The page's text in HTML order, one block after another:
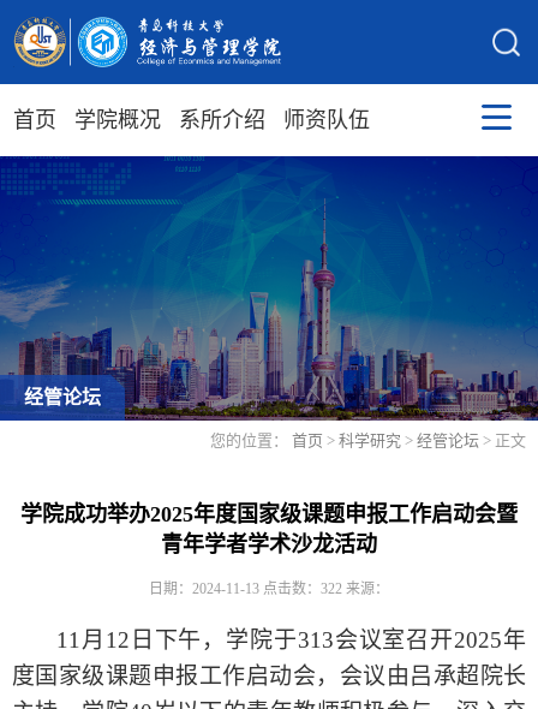
首页 学院概况 系所介绍 师资队伍
经管论坛
您的位置： 首页 > 科学研究 > 经管论坛 > 正文
学院成功举办2025年度国家级课题申报工作启动会暨
青年学者学术沙龙活动
日期：2024-11-13 点击数： 322 来源：
11月12日下午，学院于313会议室召开2025年
度国家级课题申报工作启动会，会议由吕承超院长